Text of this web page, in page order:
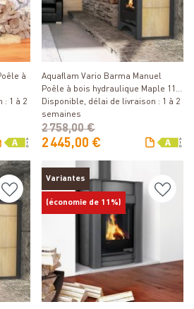
à
: 1 à 2
Détails
Aquaflam Vario Barma Manuel
Poêle à bois hydraulique Maple 11/5
kW
Disponible, délai de livraison : 1 à 2
semaines
2 445,00 €
2 758,00 €
Variantes
(économie de 11%)
Détails